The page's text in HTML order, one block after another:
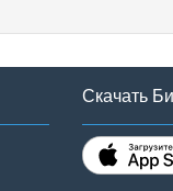
Скачать